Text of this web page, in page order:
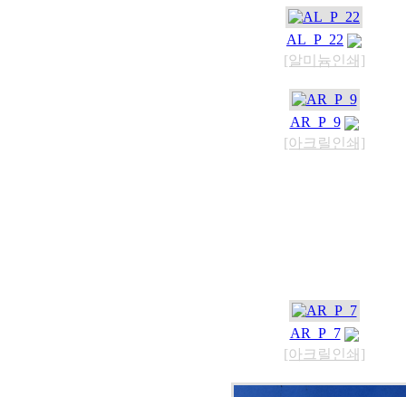
AL_P_22
[알미늄인쇄]
AR_P_9
[아크릴인쇄]
AR_P_7
[아크릴인쇄]